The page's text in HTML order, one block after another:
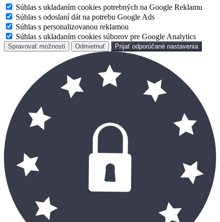
Súhlas s ukladaním cookies potrebných na Google Reklamu
Súhlas s odoslaní dát na potrebu Google Ads
Súhlas s personalizovanou reklamou
Súhlas s ukladaním cookies súborov pre Google Analytics
Spravovať možnosti Odmietnuť Prijať odporúčané nastavenia